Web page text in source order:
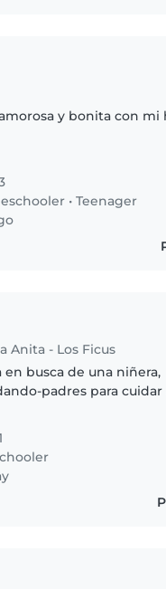
y bonita con mi
•Teenager
Anita - Los Ficus
en busca de una niñera,
padres para cuidar